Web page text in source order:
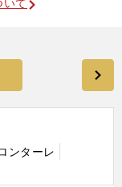
て
ンターレ